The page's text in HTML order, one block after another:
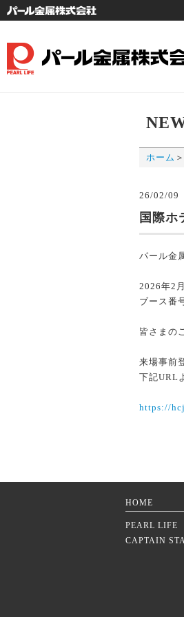
ホーム ＞
26/02/09
国際ホ
パール金
2026年2
ブース番
皆さまの
来場事前
下記URL
https://
HOME
PEARL LIFE
CAPTAIN